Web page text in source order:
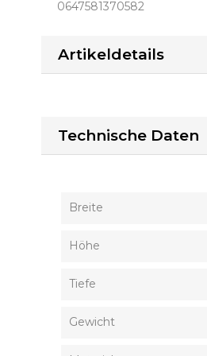
0647581370582
Artikeldetails
Technische Daten
Breite
Höhe
Tiefe
Gewicht